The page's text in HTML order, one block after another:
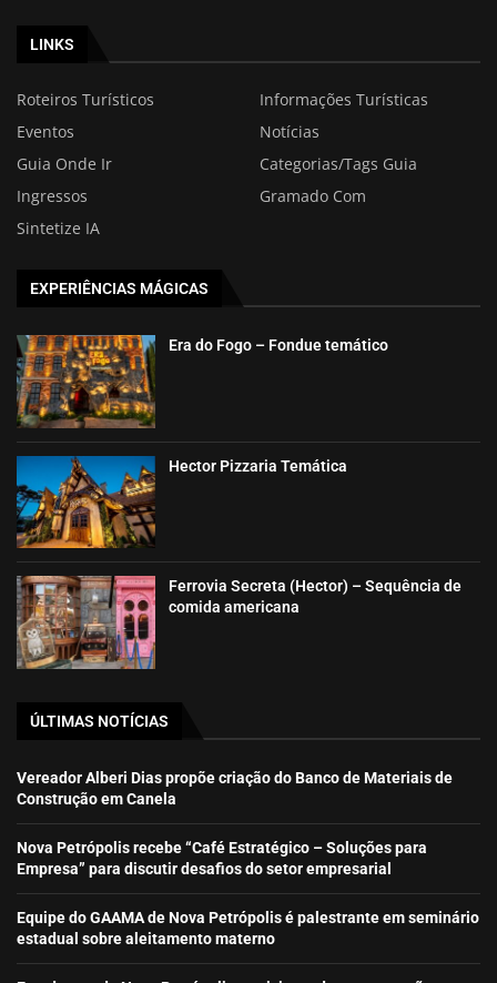
LINKS
Roteiros Turísticos
Informações Turísticas
Eventos
Notícias
Guia Onde Ir
Categorias/Tags Guia
Ingressos
Gramado Com
Sintetize IA
EXPERIÊNCIAS MÁGICAS
Era do Fogo – Fondue temático
Hector Pizzaria Temática
Ferrovia Secreta (Hector) – Sequência de
comida americana
ÚLTIMAS NOTÍCIAS
Vereador Alberi Dias propõe criação do Banco de Materiais de
Construção em Canela
Nova Petrópolis recebe “Café Estratégico – Soluções para
Empresa” para discutir desafios do setor empresarial
Equipe do GAAMA de Nova Petrópolis é palestrante em seminário
estadual sobre aleitamento materno